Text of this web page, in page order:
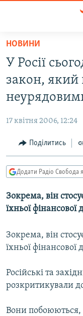
Перейти
основного
матеріалу
до
основної
Перейти
до
пошуку
СУСПІЛЬСТВО
УКРАЇНА
РОСІЙСЬКА
ДОНБАС.РЕАЛІЇ
ТИ ЯК?
СХЕМИ
КИТАЙ.ВИКЛИКИ
МУЛЬТИМЕДІА
ФОТО
СПЕЦПРОЄКТИ
ПОДКАСТИ
НОВИНИ
У Росії
закон, який
17 квітня 2006, 12:24
Поділитись
Додати Радіо Свобода
Зокрема, він
їхньої фінансової
Зокрема, він
їхньої фінансової
Російські та
розкритикували
Вони побоюються,